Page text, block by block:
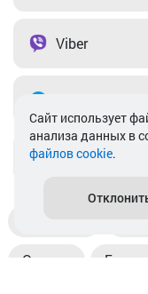
Viber
Оплата
Cайт использует
анализа данных в
файлов cookie.